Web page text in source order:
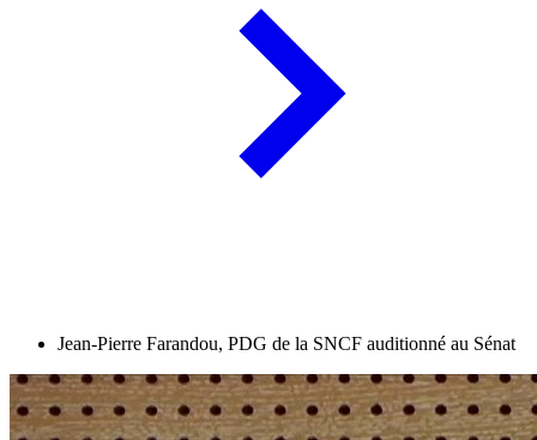
Jean-Pierre Farandou, PDG de la SNCF auditionné au Sénat